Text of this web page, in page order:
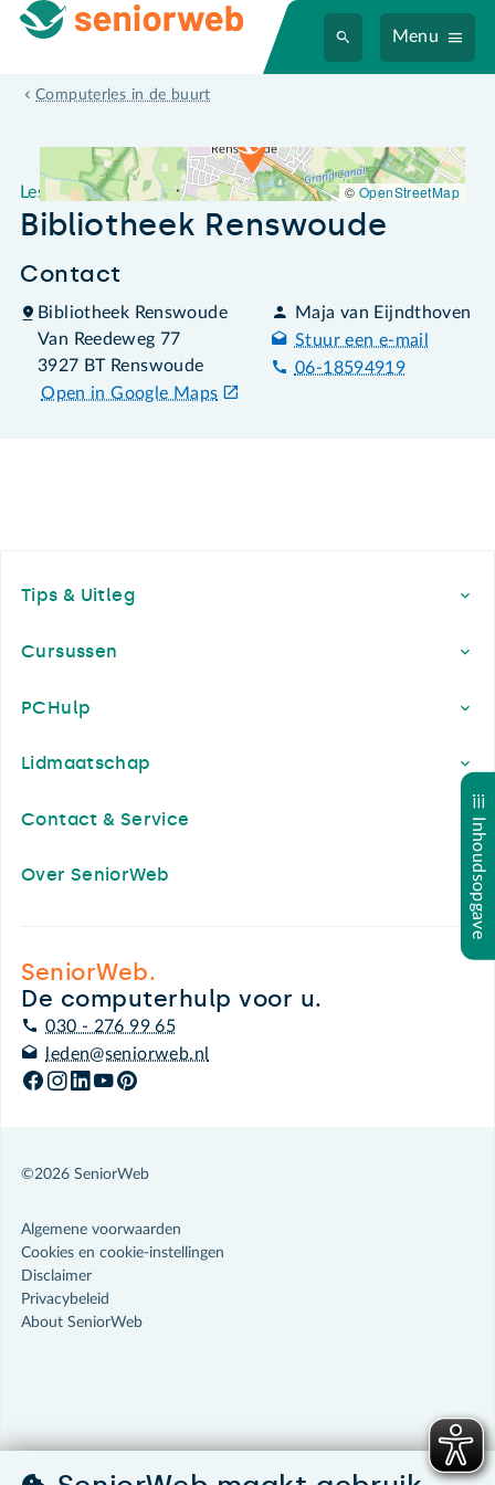
Menu
Computerles in de buurt
Leslocatie Bibliotheek Renswoude
Leslocatie
Bibliotheek Renswoude
Contact
Bibliotheek Renswoude
Van Reedeweg 77
3927 BT Renswoude
Open in Google Maps
Maja van Eijndthoven
Stuur een e-mail
06-18594919
©OpenStreetMap
Inhoudsopgave
Tips & Uitleg
Cursussen
PCHulp
Lidmaatschap
Contact & Service
Over SeniorWeb
SeniorWeb.
De computerhulp voor u.
030 - 276 99 65
leden@seniorweb.nl
©2026 SeniorWeb
Algemene voorwaarden
Cookies en cookie-instellingen
Disclaimer
Privacybeleid
About SeniorWeb